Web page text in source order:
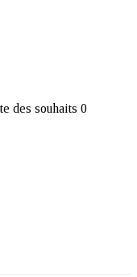
des souhaits 0